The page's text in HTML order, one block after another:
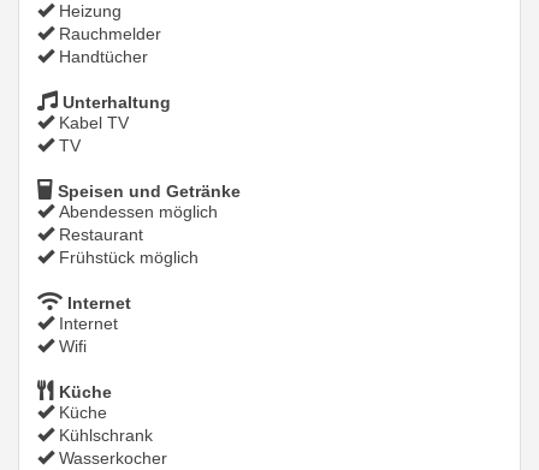
Heizung
Rauchmelder
Handtücher
Unterhaltung
Kabel TV
TV
Speisen und Getränke
Abendessen möglich
Restaurant
Frühstück möglich
Internet
Internet
Wifi
Küche
Küche
Kühlschrank
Wasserkocher